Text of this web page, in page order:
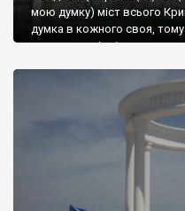
мою думку) міст всього
думка в кожного своя, тому
запрошую відвідати це